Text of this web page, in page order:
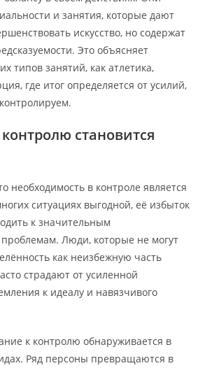
и занятия, которые дают
искусство, но содержат
Это объясняет
типов занятий, как атлетика,
где итог определяется от усилий,
контролю становится
необходимость в контроле является
ситуациях выгодной, её избыток
к значительным
проблемам. Люди, которые не могут
как неизбежную часть
страдают от усиленной
к идеалу и навязчивого
к контролю обнаруживается в
Ряд персоны превращаются в